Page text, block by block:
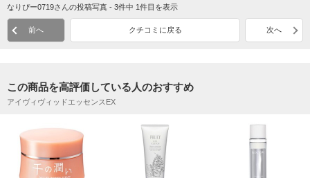
なりぴー0719さんの投稿写真 - 3件中 1件目を表示
前へ クチコミに戻る 次へ
この商品を高評価している人のおすすめ
アイヴィヴィッドエッセンスEX